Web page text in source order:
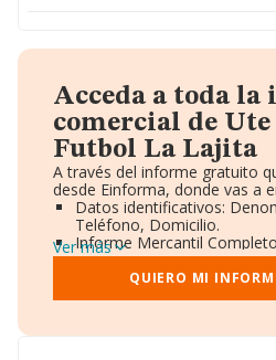
Acceda a toda
comercial de Ute
Futbol La Lajita
A través del informe gratuito
desde Einforma, donde vas a
Datos identificativos:
Teléfono, Domicilio.
Informe Mercantil
Gráficos de Evolución
Consejo de Administración
Directivos y Ejecutivos.
Ver más
QUIERO MI